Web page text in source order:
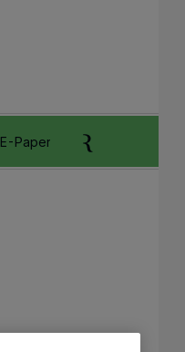
E-Paper Anzeigen aufgeben